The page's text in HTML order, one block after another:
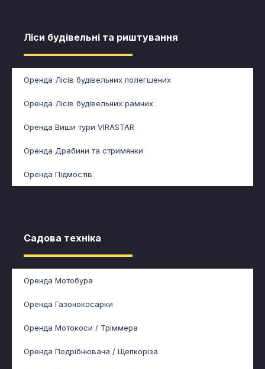
Ліси будівельні та риштування​​
Оренда Лісів будівельних полегшених
Оренда Лісів будівельних рамних
Оренда Виши тури VIRASTAR
Оренда Драбини та стримянки
Оренда Підмостів
Садова техніка​
Оренда Мотобура
Оренда Газонокосарки
Оренда Мотокоси / Тріммера
Оренда Подрібнювача / Щепкоріза